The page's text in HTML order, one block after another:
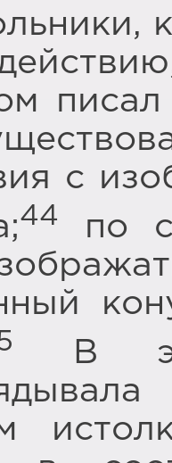
с
44
по
В